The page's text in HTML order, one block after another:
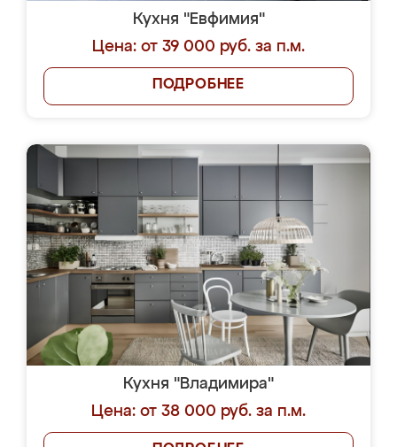
Кухня "Евфимия"
Цена: от 39 000 руб. за п.м.
ПОДРОБНЕЕ
Кухня "Владимира"
Цена: от 38 000 руб. за п.м.